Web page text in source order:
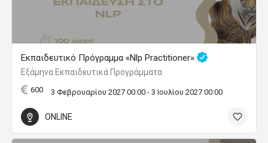
Εκπαιδευτικό Πρόγραμμα «Nlp Practitioner»
Εξάμηνα Εκπαιδευτικά Προγράμματα
600 3 Φεβρουαρίου 2027 00:00 - 3 Ιουλίου 2027 00:00
ONLINE